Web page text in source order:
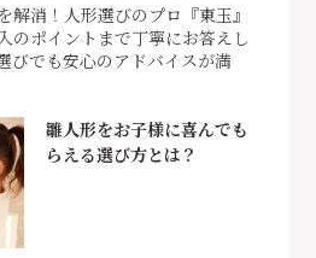
解消！人形選びのプロ『東玉』
のポイントまで丁寧にお答えし
びでも安心のアドバイスが満
雛人形をお子様に喜んでも
らえる選び方とは？